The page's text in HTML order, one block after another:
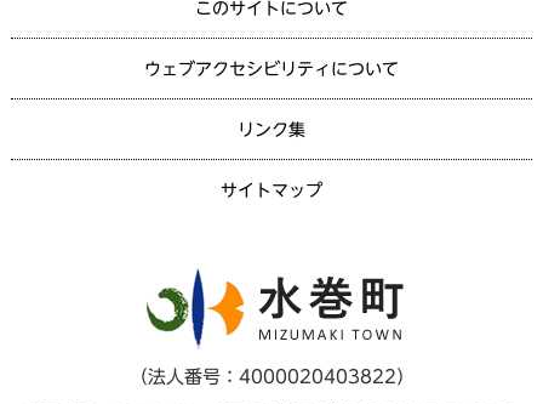
このサイトについて
ウェブアクセシビリティについて
リンク集
サイトマップ
（法人番号：4000020403822）